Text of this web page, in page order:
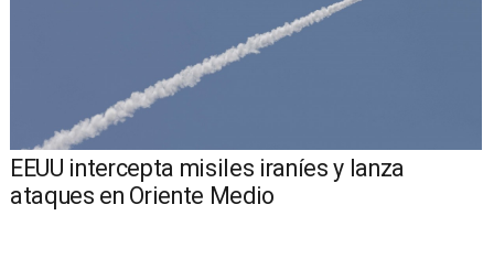
EEUU intercepta misiles iraníes y lanza
ataques en Oriente Medio